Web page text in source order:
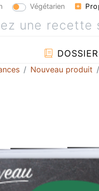
Végétarien
Nouveau produit